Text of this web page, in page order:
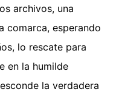
archivos, una
comarca, esperando
lo rescate para
en la humilde
la verdadera